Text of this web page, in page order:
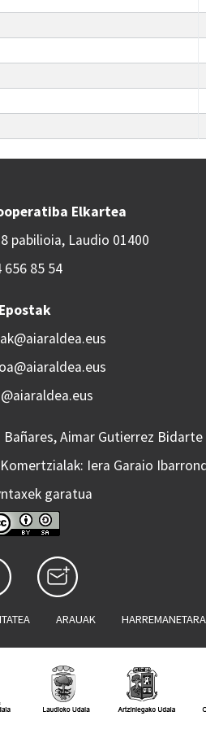
Elkartea
pabilioia, Laudio 01400
656 85 54
Epostak
Aimar Gutierrez
Iera Garaio
garatua
ARAUAK